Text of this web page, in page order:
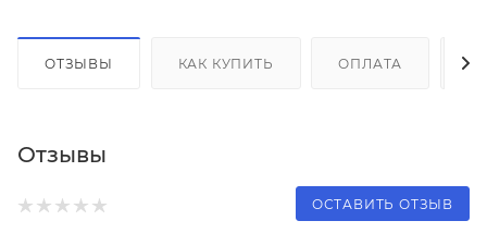
ОТЗЫВЫ КАК КУПИТЬ ОПЛАТА
Отзывы
ОСТАВИТЬ ОТЗЫВ